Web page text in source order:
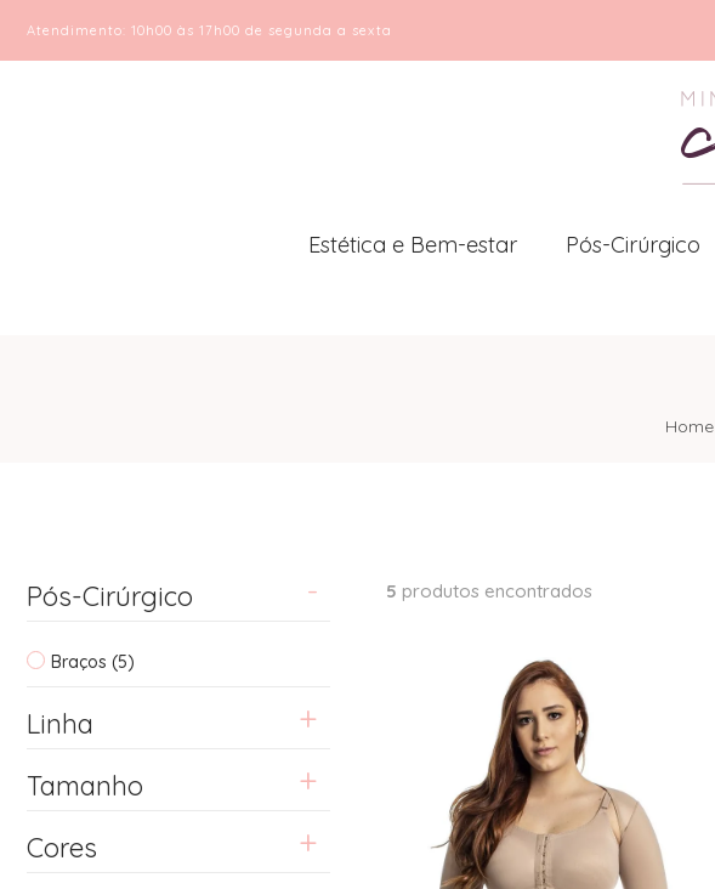
Atendimento: 10h00 às 17h00 de segunda a sexta
Estética e Bem-estar Pós-Cirúrgico
Home
Pós-Cirúrgico
Braços (5)
Linha
Tamanho
Cores
5 produtos encontrados